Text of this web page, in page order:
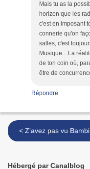
Mais tu as la
horizon que les
c'est en imposant
connerie qu'on
salles, c'est
Musique... La
de ton coin où,
être de
Répondre
< Z'avez pas vu
Hébergé par Canalblog